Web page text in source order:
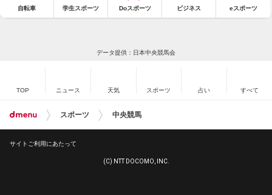
自転車 学生スポーツ Doスポーツ ビジネス eスポーツ
データ提供：日本中央競馬会
TOP ニュース 天気 スポーツ 占い すべて
スポーツ 中央競馬
サイトご利用にあたって
(C) NTT DOCOMO, INC.